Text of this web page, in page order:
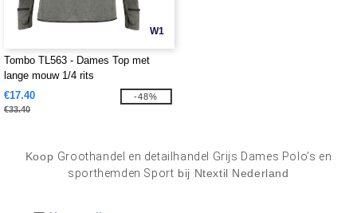
W1
Tombo TL563 - Dames Top met
lange mouw 1/4 rits
€17.40
€33.40
-48%
Koop Groothandel en detailhandel Grijs Dames Polo's en
sporthemden Sport bij Ntextil Nederland